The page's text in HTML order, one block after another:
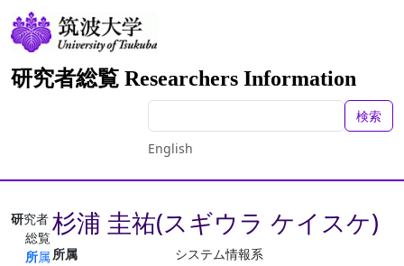
研究者総覧 Researchers Information
検索
English
研究者
総覧
所属
杉浦 圭祐(スギウラ ケイスケ)
所属
システム情報系